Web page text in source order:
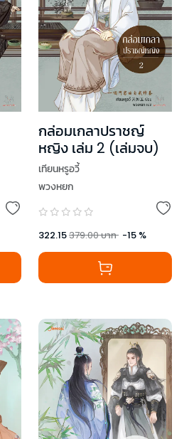
กล่อมเกลาปราชญ์
หญิง เล่ม 2 (เล่มจบ)
เทียนหรูอวี้
พวงหยก
322.15379.00บาท -15 %